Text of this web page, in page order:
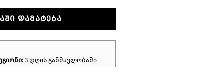
ᲓᲐᲛᲐᲢᲔᲑᲐ
3 დღის განმავლობაში